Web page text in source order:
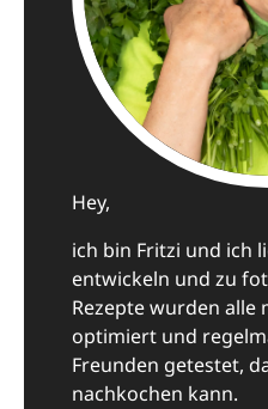
Hey,
ich bin Fritzi und ich
entwickeln und zu
Rezepte wurden alle
optimiert und
Freunden getestet,
nachkochen kann.